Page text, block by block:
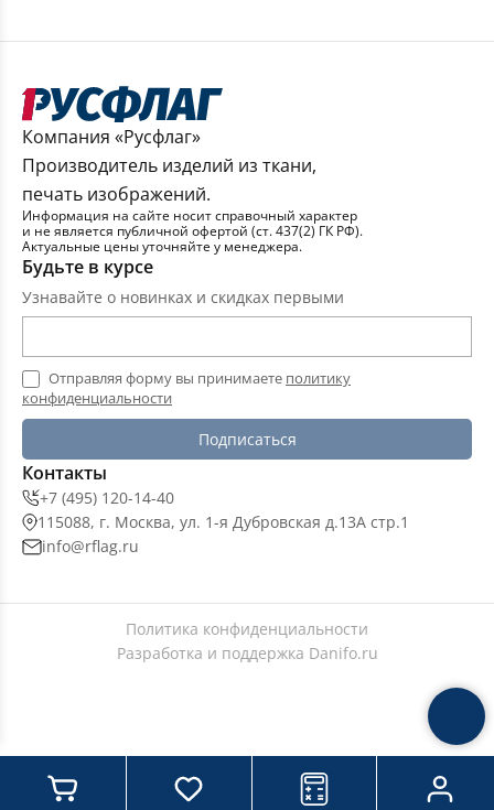
Компания «Русфлаг»
Производитель изделий из ткани,
печать изображений.
Информация на сайте носит справочный характер
и не является публичной офертой (ст. 437(2) ГК РФ).
Актуальные цены уточняйте у менеджера.
Будьте в курсе
Узнавайте о новинках и скидках первыми
Отправляя форму вы принимаете политику
конфиденциальности
Подписаться
Контакты
+7 (495) 120-14-40
115088, г. Москва, ул. 1-я Дубровская д.13А стр.1
info@rflag.ru
Политика конфиденциальности
Разработка и поддержка Danifo.ru